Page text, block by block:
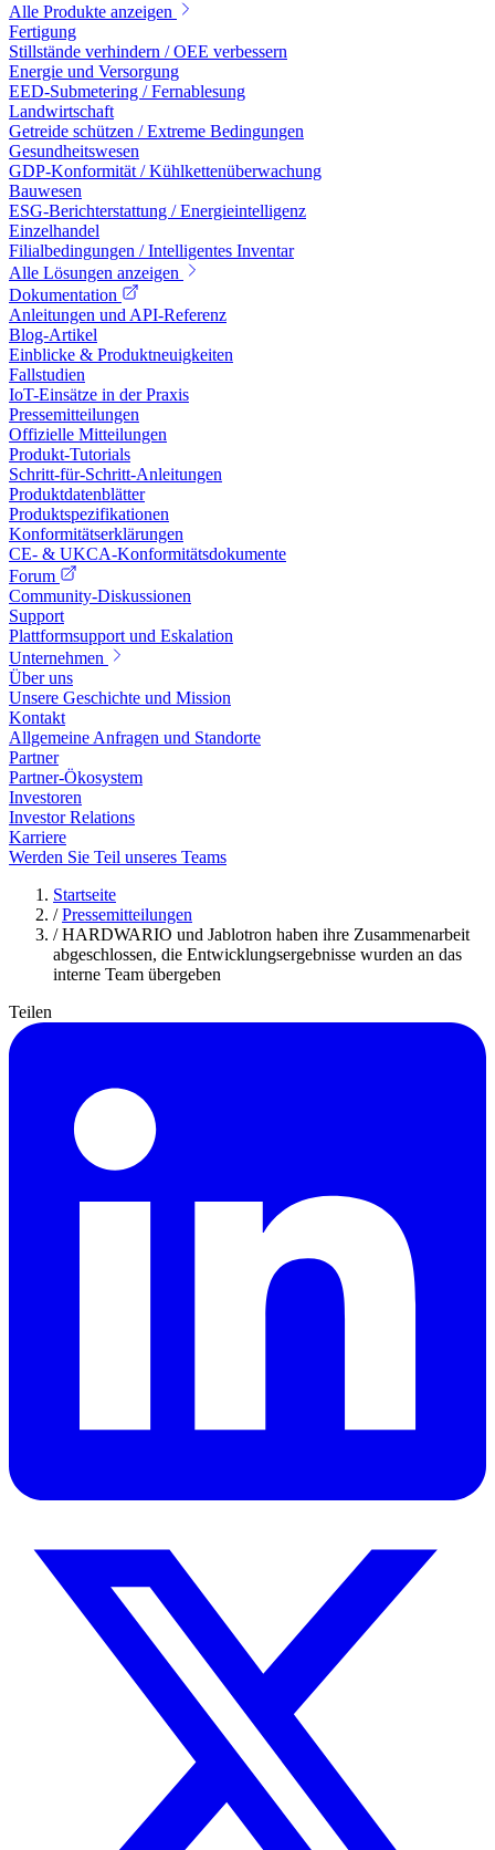
Alle Produkte anzeigen
Fertigung
Stillstände verhindern / OEE verbessern
Energie und Versorgung
EED-Submetering / Fernablesung
Landwirtschaft
Getreide schützen / Extreme Bedingungen
Gesundheitswesen
GDP-Konformität / Kühlkettenüberwachung
Bauwesen
ESG-Berichterstattung / Energieintelligenz
Einzelhandel
Filialbedingungen / Intelligentes Inventar
Alle Lösungen anzeigen
Dokumentation
Anleitungen und API-Referenz
Blog-Artikel
Einblicke & Produktneuigkeiten
Fallstudien
IoT-Einsätze in der Praxis
Pressemitteilungen
Offizielle Mitteilungen
Produkt-Tutorials
Schritt-für-Schritt-Anleitungen
Produktdatenblätter
Produktspezifikationen
Konformitätserklärungen
CE- & UKCA-Konformitätsdokumente
Forum
Community-Diskussionen
Support
Plattformsupport und Eskalation
Unternehmen
Über uns
Unsere Geschichte und Mission
Kontakt
Allgemeine Anfragen und Standorte
Partner
Partner-Ökosystem
Investoren
Investor Relations
Karriere
Werden Sie Teil unseres Teams
Startseite
/ Pressemitteilungen
/ HARDWARIO und Jablotron haben ihre Zusammenarbeit
abgeschlossen, die Entwicklungsergebnisse wurden an das
interne Team übergeben
Teilen